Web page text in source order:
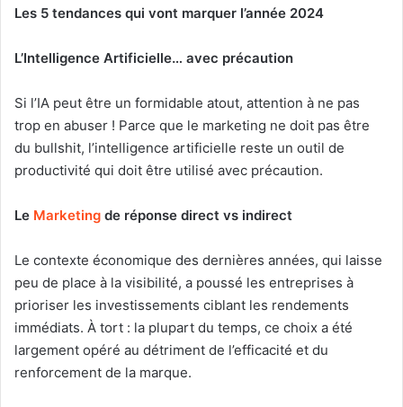
Les 5 tendances qui vont marquer l’année 2024
L’Intelligence Artificielle… avec précaution
Si l’IA peut être un formidable atout, attention à ne pas
trop en abuser ! Parce que le marketing ne doit pas être
du bullshit, l’intelligence artificielle reste un outil de
productivité qui doit être utilisé avec précaution.
Le Marketing de réponse direct vs indirect
Le contexte économique des dernières années, qui laisse
peu de place à la visibilité, a poussé les entreprises à
prioriser les investissements ciblant les rendements
immédiats. À tort : la plupart du temps, ce choix a été
largement opéré au détriment de l’efficacité et du
renforcement de la marque.